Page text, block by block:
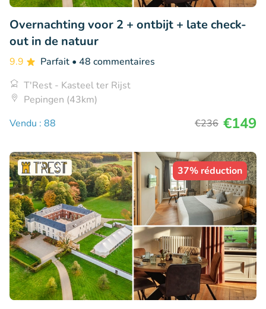
Overnachting voor 2 + ontbijt + late check-
out in de natuur
9.9 Parfait • 48 commentaires
T'Rest - Kasteel ter Rijst
Pepingen (43km)
Vendu : 88
€236 €149
37% réduction